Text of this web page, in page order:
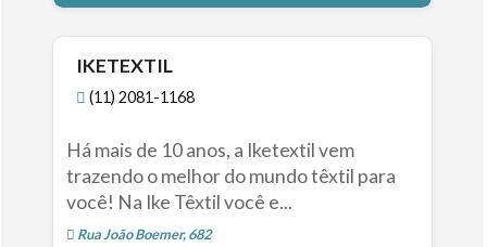
IKETEXTIL
(11) 2081-1168
Há mais de 10 anos, a Iketextil vem
trazendo o melhor do mundo têxtil para
você! Na Ike Têxtil você e...
Rua João Boemer, 682